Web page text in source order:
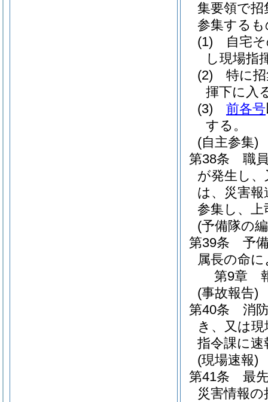
集要領で
参集する
(1)
自宅
し現場指
(2)
特に
揮下に入
(3)
前各号
する。
(自主参集)
第38条
職
が発生し
は、災害
参集し、
(予備隊の
第39条
予
属長の命
第9章
(事故報告)
第40条
消
き、又は
指令課に
(現場速報)
第41条
最
災害情報